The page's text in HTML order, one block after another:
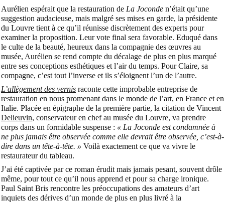
Aurélien espérait que la restauration de La Joconde n’était qu’une
suggestion audacieuse, mais malgré ses mises en garde, la présidente
du Louvre tient à ce qu’il réunisse discrètement des experts pour
examiner la proposition. Leur vote final sera favorable. Eduqué dans
le culte de la beauté, heureux dans la compagnie des œuvres au
musée, Aurélien se rend compte du décalage de plus en plus marqué
entre ses conceptions esthétiques et l’air du temps. Pour Claire, sa
compagne, c’est tout l’inverse et ils s’éloignent l’un de l’autre.
L’allègement des vernis raconte cette improbable entreprise de
restauration en nous promenant dans le monde de l’art, en France et en
Italie. Placée en épigraphe de la première partie, la citation de Vincent
Delieuvin, conservateur en chef au musée du Louvre, va prendre
corps dans un formidable suspense : « La Joconde est condamnée à
ne plus jamais être observée comme elle devrait être observée, c’est-à-
dire dans un tête-à-tête. » Voilà exactement ce que va vivre le
restaurateur du tableau.
J’ai été captivée par ce roman érudit mais jamais pesant, souvent drôle
même, pour tout ce qu’il nous apprend et pour sa charge ironique.
Paul Saint Bris rencontre les préoccupations des amateurs d’art
inquiets des dérives d’un monde de plus en plus livré à la